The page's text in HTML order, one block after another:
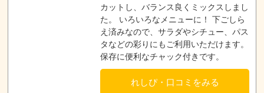
カットし、バランス良くミックスしまし
た。 いろいろなメニューに！ 下ごしら
え済みなので、サラダやシチュー、パス
タなどの彩りにもご利用いただけます。
保存に便利なチャック付きです。
れしぴ・口コミをみる